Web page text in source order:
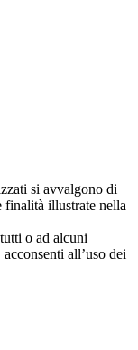
si avvalgono di
finalità illustrate nella
o ad alcuni
all’uso dei